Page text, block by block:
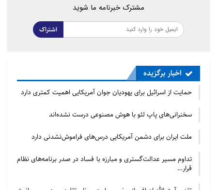
مشترک خبرنامه ما شوید
اشتراک
اخبار برگزیده
حمایت از اسرائیل برای یهودیان جوان آمریکایی اهمیت کمتری دارد
سخنرانی‌های پاپ لئو با هوش مصنوعی درست نشده‌اند
ملت ایران برای دشمن آمریکایی درس‌های فراموش‌نشدنی دارد
تداوم مسیر عدالت‌گستری و مبارزه با فساد در صدر برنامه‌های نظام
قرار…